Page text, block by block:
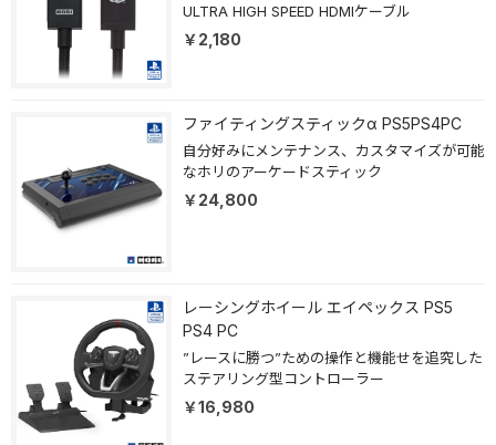
ULTRA HIGH SPEED HDMIケーブル
￥2,180
ファイティングスティックα PS5PS4PC
自分好みにメンテナンス、カスタマイズが可能
なホリのアーケードスティック
￥24,800
レーシングホイール エイペックス PS5
PS4 PC
”レースに勝つ”ための操作と機能せを追究した
ステアリング型コントローラー
￥16,980